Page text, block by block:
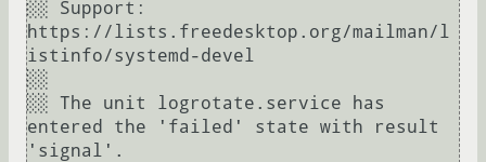
░░ Support:
https://lists.freedesktop.org/mailman/l
istinfo/systemd-devel
░░
░░ The unit logrotate.service has
entered the 'failed' state with result
'signal'.